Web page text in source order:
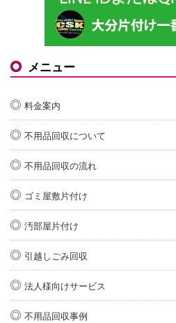
メニュー
料金案内
不用品回収について
不用品回収の流れ
ゴミ屋敷片付け
汚部屋片付け
引越しごみ回収
法人様向けサービス
不用品回収事例